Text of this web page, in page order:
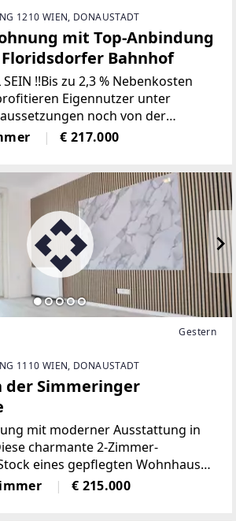
1210 WIEN, DONAUSTADT
mit Top-Anbindung
Floridsdorfer Bahnhof
SEIN !!Bis zu 2,3 % Nebenkosten
Eigennutzer unter
noch von der
und
und
€ 217.000
Gestern
1110 WIEN, DONAUSTADT
der Simmeringer
mit moderner Ausstattung in
charmante 2-Zimmer-
eines gepflegten Wohnhauses
Lage der Simmeringer
überzeugt durch ihre helle
€ 215.000